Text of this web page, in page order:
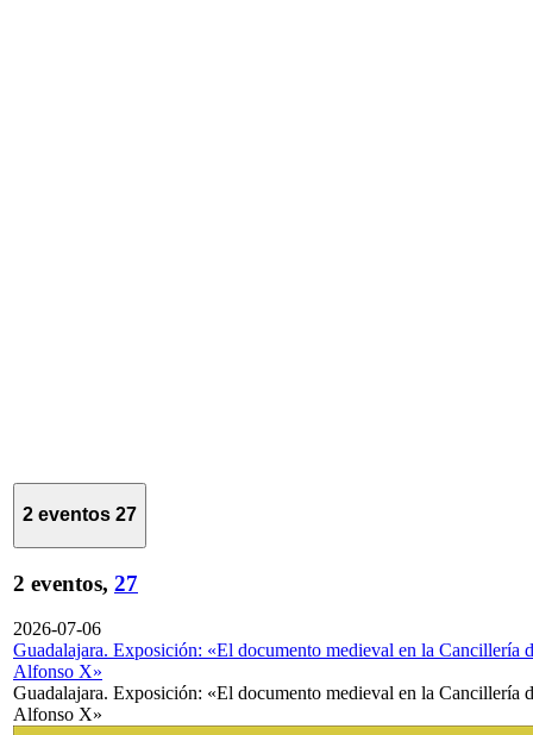
2 eventos 27
2 eventos, 27
2026-07-06
Guadalajara. Exposición: «El documento medieval en la Cancillería
Alfonso X»
Guadalajara. Exposición: «El documento medieval en la Cancillería
Alfonso X»